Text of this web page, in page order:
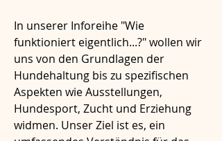
In unserer Inforeihe "Wie
funktioniert eigentlich...?" wollen wir
uns von den Grundlagen der
Hundehaltung bis zu spezifischen
Aspekten wie Ausstellungen,
Hundesport, Zucht und Erziehung
widmen. Unser Ziel ist es, ein